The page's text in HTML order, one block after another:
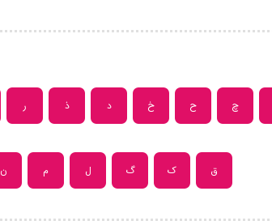
چ ح خ د ذ ر
ق ک گ ل م ن